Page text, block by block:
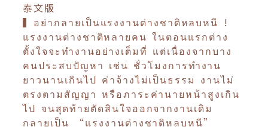
泰文版
▍อย่ากลายเป็นแรงงานต่างชาติหลบหนี !
แรงงานต่างชาติหลายคน ในตอนแรกต่าง
ตั้งใจจะทำงานอย่างเต็มที่ แต่เนื่องจากบาง
คนประสบปัญหา เช่น ชั่วโมงการทำงาน
ยาวนานเกินไป ค่าจ้างไม่เป็นธรรม งานไม่
ตรงตามสัญญา หรือภาระค่านายหน้าสูงเกิน
ไป จนสุดท้ายตัดสินใจออกจากงานเดิม
กลายเป็น “แรงงานต่างชาติหลบหนี”